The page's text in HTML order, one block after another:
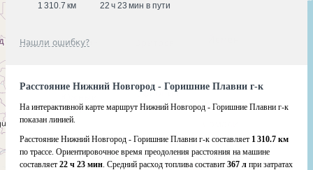
1 310.7 км 22 ч 23 мин в пути
Нашли ошибку?
Расстояние Нижний Новгород - Горишние Плавни г-к
На интерактивной карте маршрут Нижний Новгород - Горишние Плавни г-к
показан линией.
Расстояние Нижний Новгород - Горишние Плавни г-к составляет 1 310.7 км
по трассе. Ориентировочное время преодоления расстояния на машине
составляет 22 ч 23 мин. Средний расход топлива составит 367 л при затратах